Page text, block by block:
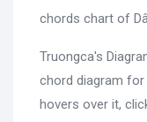
chords chart of
Truongca's
chord diagram
hovers over it,